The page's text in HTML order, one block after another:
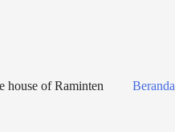
house of Raminten Beranda